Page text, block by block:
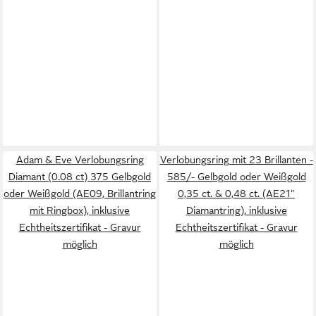
Adam & Eve Verlobungsring
Diamant (0.08 ct) 375 Gelbgold
oder Weißgold (AE09, Brillantring
mit Ringbox), inklusive
Echtheitszertifikat - Gravur
möglich
Verlobungsring mit 23 Brillanten -
585/- Gelbgold oder Weißgold
0,35 ct. & 0,48 ct. (AE21"
Diamantring), inklusive
Echtheitszertifikat - Gravur
möglich